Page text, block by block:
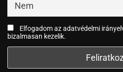
Elfogadom az adatvédelmi
bizalmasan kezelik.